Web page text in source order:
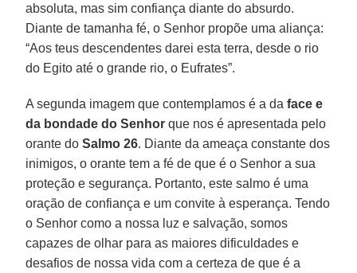
absoluta, mas sim confiança diante do absurdo.
Diante de tamanha fé, o Senhor propõe uma aliança:
“Aos teus descendentes darei esta terra, desde o rio
do Egito até o grande rio, o Eufrates”.
A segunda imagem que contemplamos é a daface e
da bondade do Senhor que nos é apresentada pelo
orante doSalmo 26. Diante da ameaça constante dos
inimigos, o orante tem a fé de que é o Senhor a sua
proteção e segurança. Portanto, este salmo é uma
oração de confiança e um convite à esperança. Tendo
o Senhor como a nossa luz e salvação, somos
capazes de olhar para as maiores dificuldades e
desafios de nossa vida com a certeza de que é a